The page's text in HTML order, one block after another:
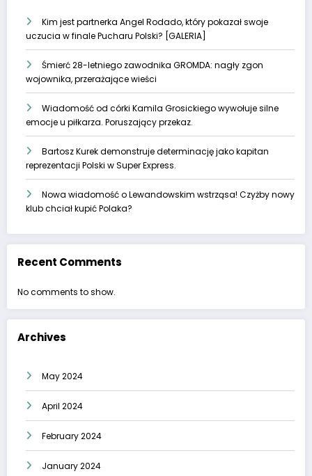
Kim jest partnerka Angel Rodado, który pokazał swoje
uczucia w finale Pucharu Polski? [GALERIA]
Śmierć 28-letniego zawodnika GROMDA: nagły zgon
wojownika, przerażające wieści
Wiadomość od córki Kamila Grosickiego wywołuje silne
emocje u piłkarza. Poruszający przekaz.
Bartosz Kurek demonstruje determinację jako kapitan
reprezentacji Polski w Super Express.
Nowa wiadomość o Lewandowskim wstrząsa! Czyżby nowy
klub chciał kupić Polaka?
Recent Comments
No comments to show.
Archives
May 2024
April 2024
February 2024
January 2024